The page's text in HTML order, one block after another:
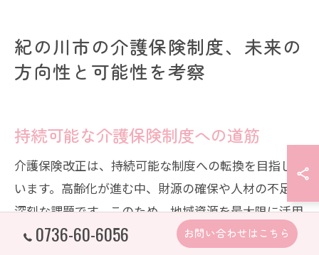
紀の川市の介護保険制度、未来の
方向性と可能性を考察
持続可能な介護保険制度への道筋
介護保険改正は、持続可能な制度への転換を目指して
います。高齢化が進む中、財源の確保や人材の不足は
深刻な課題です。このため、地域資源を最大限に活用
し、効率的な制度運営を実現する必要があります。例
0736-60-6056 お問い合わせはこちら